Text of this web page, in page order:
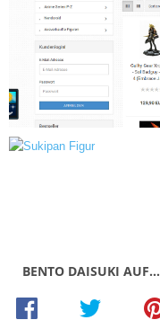
BENTO DAISUKI AUF…